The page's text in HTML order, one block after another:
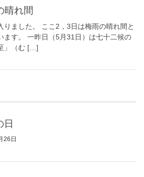
晴れ間
りました。 ここ2，3日は梅雨の晴れ間と
ます。 一昨日（5月31日）は七十二候の
」（む […]
日
26日